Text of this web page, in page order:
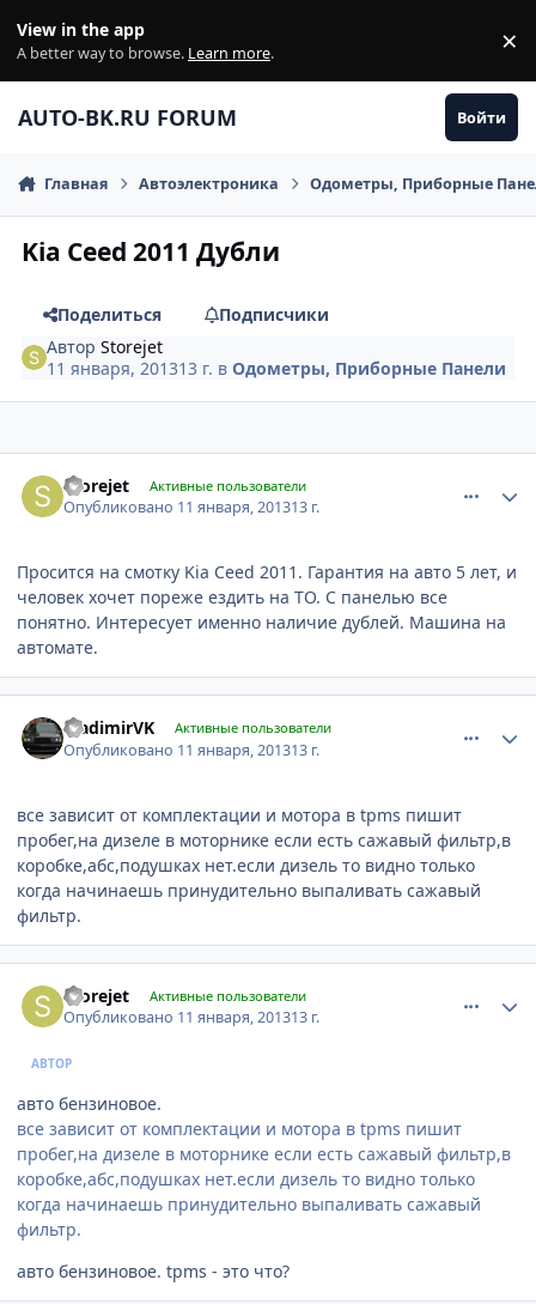
View in the app
A better way to browse. Learn more. ×
AUTO-BK.RU FORUM Войти
Главная Автоэлектроника Одометры, Приборные
Kia Ceed 2011 Дубли
Поделиться
Подписчики
АвторStorejet
11 января, 201313 г. вОдометры, Приборные Панели
Storejet Активные пользователи
Опубликовано 11 января, 201313 г.
Просится на смотку Kia Ceed 2011. Гарантия на авто 5 лет, и
человек хочет пореже ездить на ТО. С панелью все
понятно. Интересует именно наличие дублей. Машина на
автомате.
VladimirVK Активные пользователи
Опубликовано 11 января, 201313 г.
все зависит от комплектации и мотора в tpms пишит
пробег,на дизеле в моторнике если есть сажавый фильтр,в
коробке,абс,подушках нет.если дизель то видно только
когда начинаешь принудительно выпаливать сажавый
фильтр.
Storejet Активные пользователи
Опубликовано 11 января, 201313 г.
АВТОР
авто бензиновое.
все зависит от комплектации и мотора в tpms пишит
пробег,на дизеле в моторнике если есть сажавый фильтр,в
коробке,абс,подушках нет.если дизель то видно только
когда начинаешь принудительно выпаливать сажавый
фильтр.
авто бензиновое. tpms - это что?